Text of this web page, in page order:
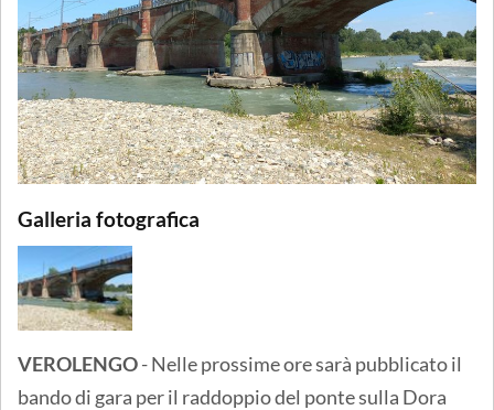
Galleria fotografica
VEROLENGO- Nelle prossime ore sarà pubblicato il
bando di gara per il raddoppio del ponte sulla Dora